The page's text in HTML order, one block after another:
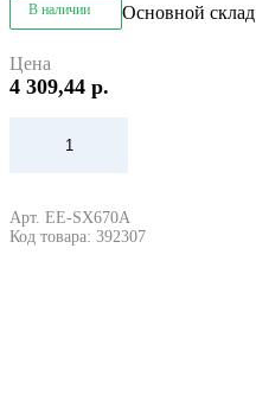
В наличии Основной склад
Цена
4 309,44 р.
Арт. EE-SX670A
Код товара: 392307